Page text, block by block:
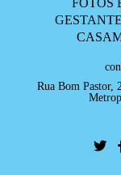
Rua Bom Pastor,